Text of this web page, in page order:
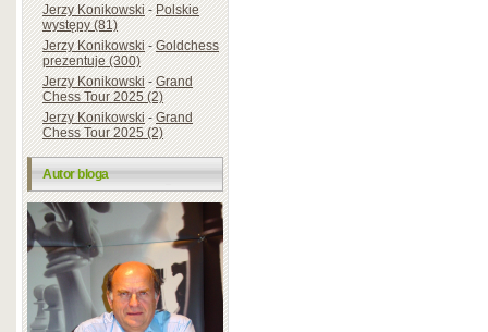
Jerzy Konikowski-Polskie
występy (81)
Jerzy Konikowski-Goldchess
prezentuje (300)
Jerzy Konikowski-Grand
Chess Tour 2025 (2)
Jerzy Konikowski-Grand
Chess Tour 2025 (2)
Autor bloga